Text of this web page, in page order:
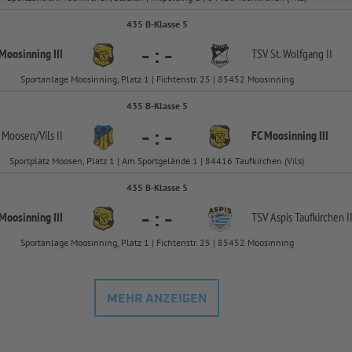
435 B-Klasse 5
III - : - TSV St. Wolfgang II
Sportanlage Moosinning, Platz 1 | Fichtenstr. 25 | 85452 Moosinning
435 B-Klasse 5
Moosen/Vils II - : - FC Moosinning III
Sportplatz Moosen, Platz 1 | Am Sportgelände 1 | 84416 Taufkirchen (Vils)
435 B-Klasse 5
III - : - TSV Aspis Taufkirchen II
Sportanlage Moosinning, Platz 1 | Fichtenstr. 25 | 85452 Moosinning
MEHR ANZEIGEN